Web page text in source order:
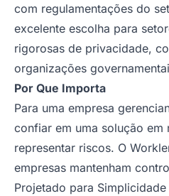
com regulamentações do
excelente escolha para
rigorosas de privacidade,
organizações
Por Que Importa
Para uma empresa
confiar em uma solução
representar riscos. O
empresas mantenham
Projetado para